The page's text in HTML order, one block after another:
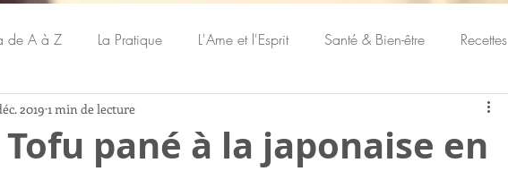
de A à Z La Pratique L'Ame et l'Esprit Santé & Bien-être Recettes
pané à la japonaise en
2019 1 min de lecture